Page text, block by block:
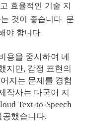
효율적인 기술 지
것이 좋습니다. 문
야 합니다.
용을 중시하여 네
지만, 감정 표현의
지는 문제를 경험
작사는 다국어 지
Text-to-Speech
했습니다.